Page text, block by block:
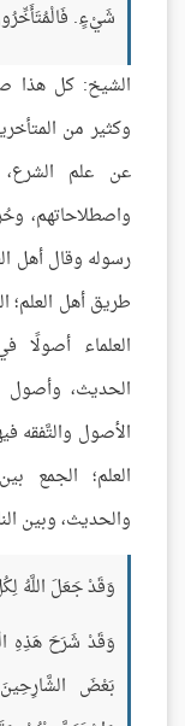
شَيْءٍ.
الشيخ: كل هذا
وكثير من
عن علم
واصطلاحاتهم،
رسوله وقال أهل
طريق أهل العلم؛
العلماء
الحديث، وأصول
الأصول والتَّفقه
العلم؛ الجمع
والحديث، وبين
وَقَدْ جَعَلَ اللَّهُ
وَقَدْ شَرَحَ هَذِهِ
بَعْضَ